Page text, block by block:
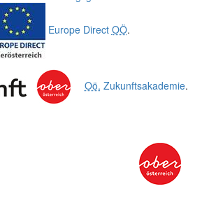
Europe Direct OÖ.
Oö. Zukunftsakademie.